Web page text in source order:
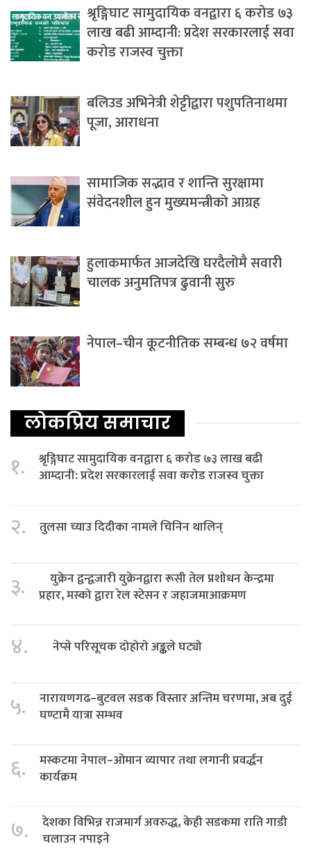
श्रृङ्गिघाट सामुदायिक वनद्वारा ६ करोड ७३
लाख बढी आम्दानी: प्रदेश सरकारलाई सवा
करोड राजस्व चुक्ता
बलिउड अभिनेत्री शेट्टीद्वारा पशुपतिनाथमा
पूजा, आराधना
सामाजिक सद्भाव र शान्ति सुरक्षामा
संवेदनशील हुन मुख्यमन्त्रीको आग्रह
हुलाकमार्फत आजदेखि घरदैलोमै सवारी
चालक अनुमतिपत्र ढुवानी सुरु
नेपाल–चीन कूटनीतिक सम्बन्ध ७२ वर्षमा
लोकप्रिय समाचार
१.
श्रृङ्गिघाट सामुदायिक वनद्वारा ६ करोड ७३ लाख बढी
आम्दानी: प्रदेश सरकारलाई सवा करोड राजस्व चुक्ता
२. तुलसा च्याउ दिदीका नामले चिनिन थालिन्
३.
युक्रेन द्वन्द्वजारी युक्रेनद्वारा रूसी तेल प्रशोधन केन्द्रमा
प्रहार, मस्को द्वारा रेल स्टेसन र जहाजमाआक्रमण
४. नेप्से परिसूचक दोहोरो अङ्कले घट्यो
५.
नारायणगढ–बुटवल सडक विस्तार अन्तिम चरणमा, अब दुई
घण्टामै यात्रा सम्भव
६.
मस्कटमा नेपाल–ओमान व्यापार तथा लगानी प्रवर्द्धन
कार्यक्रम
७.
देशका विभिन्न राजमार्ग अवरुद्ध, केही सडकमा राति गाडी
चलाउन नपाइने